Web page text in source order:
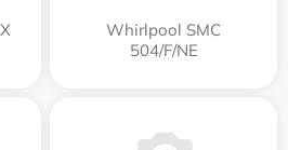
Whirlpool SMC
504/F/NE